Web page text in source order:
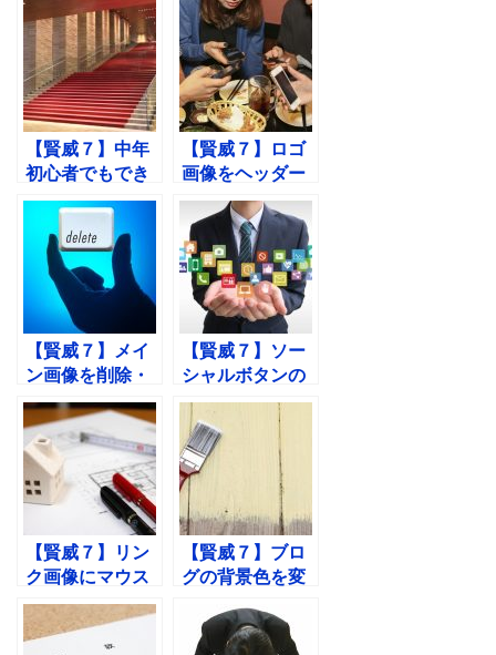
【賢威７】中年
初心者でもでき
る！WordPress
にテンプレート
を導入する方法
【賢威７】ロゴ
画像をヘッダー
のグローバルメ
ニュー上部に設
定する方法
【賢威７】メイ
ン画像を削除・
編集する方法
【賢威７】ソー
シャルボタンの
設置とカスタマ
イズの方法をご
紹介！
【賢威７】リン
ク画像にマウス
を合わせた時に
変化を起こす方
【賢威７】ブロ
グの背景色を変